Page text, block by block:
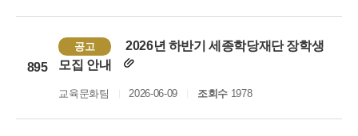
895
공고
2026년 하반기 세종학당재단 장학생
모집 안내
교육문화팀 2026-06-09 조회수1978